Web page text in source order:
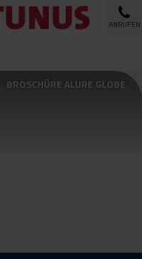
ANRUFEN
BROSCHÜRE ALURE GLOBE